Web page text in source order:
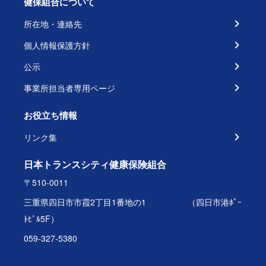
所在地・連絡先
個人情報保護方針
公示
事業所担当者専用ページ
お役立ち情報
リンク集
日本トランスシティ健康保険組合
〒510-0011
三重県四日市市霞2丁目1番地の1 （四日市港ﾎﾟｰ
ﾄﾋﾞﾙ5F）
059-327-5380